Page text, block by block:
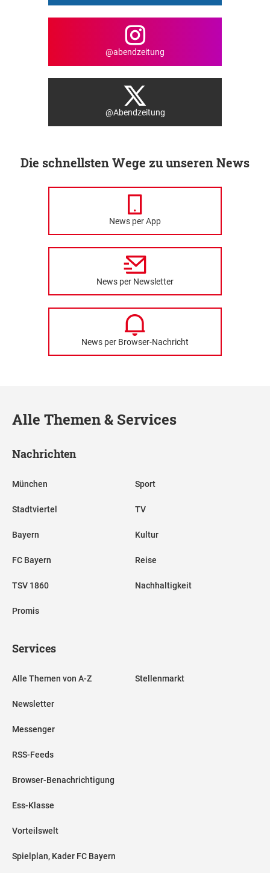
@abendzeitung
@Abendzeitung
Die schnellsten Wege zu unseren News
News per App
News per Newsletter
News per Browser-Nachricht
Alle Themen & Services
Nachrichten
München
Stadtviertel
Bayern
FC Bayern
TSV 1860
Promis
Sport
TV
Kultur
Reise
Nachhaltigkeit
Services
Alle Themen von A-Z
Newsletter
Messenger
RSS-Feeds
Browser-Benachrichtigung
Ess-Klasse
Vorteilswelt
Spielplan, Kader FC Bayern
Stellenmarkt